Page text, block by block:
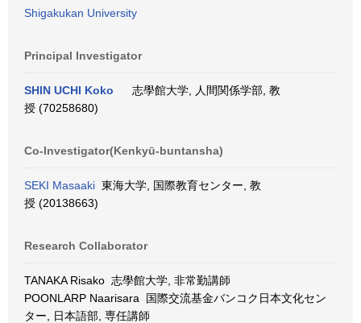
Shigakukan University
Principal Investigator
SHIN UCHI Koko
志學館大学, 人間関係学部, 教
授 (70258680)
Co-Investigator(Kenkyū-buntansha)
SEKI Masaaki 東海大学, 国際教育センター, 教
授 (20138663)
Research Collaborator
TANAKA Risako 志學館大学, 非常勤講師
POONLARP Naarisara 国際交流基金バンコク日本文化セン
ター, 日本語部, 専任講師